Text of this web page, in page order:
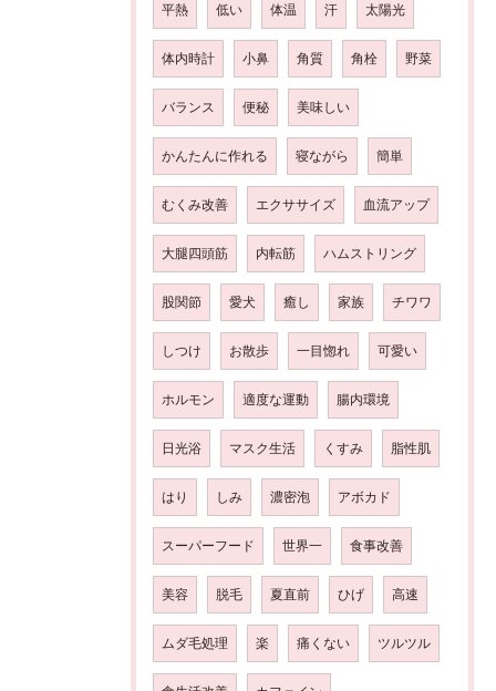
平熱 低い 体温 汗 太陽光
体内時計 小鼻 角質 角栓 野菜
バランス 便秘 美味しい
かんたんに作れる 寝ながら 簡単
むくみ改善 エクササイズ 血流アップ
大腿四頭筋 内転筋 ハムストリング
股関節 愛犬 癒し 家族 チワワ
しつけ お散歩 一目惚れ 可愛い
ホルモン 適度な運動 腸内環境
日光浴 マスク生活 くすみ 脂性肌
はり しみ 濃密泡 アボカド
スーパーフード 世界一 食事改善
美容 脱毛 夏直前 ひげ 高速
ムダ毛処理 楽 痛くない ツルツル